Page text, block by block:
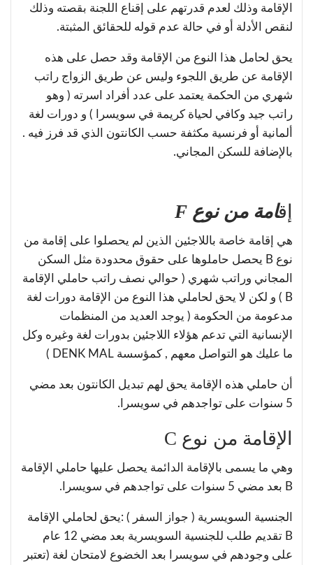
الإقامة وذلك لعدم قدرتهم على إقناع اللجنة بقصته وذلك
لنقص الأدلة أو في حالة عدم قوله للحقائق المثبتة.
يحق لحامل هذا النوع من الإقامة وقد حصل على هذه
الإقامة عن طريق اللجوء وليس عن طريق الزواج راتب
شهري من الحكمة يعتمد على عدد أفراد اسرته ( وهو
راتب جيد وكافي لحياة كريمة في سويسرا ) و دورات لغة
ألمانية أو فرنسية مكثفة حسب الكانتون الذي قد فرز فيه .
بالإضافة للسكن المجاني.
إقامة من نوع F
هي إقامة خاصة باللاجئين الذين لم يحصلوا على إقامة من
نوع B يحصل حاملوها على حقوق محدودة مثل السكن
المجاني وراتب شهري ( حوالي نصف راتب حاملي الإقامة
B ) و لكن لا يحق لحاملي هذا النوع من الإقامة دورات لغة
مدعومة من الحكومة ( يوجد العديد من المنظمات
الإنسانية التي تدعم هؤلاء اللاجئين بدورات لغة وغيره وكل
ما عليك هو التواصل معهم , كمؤسسة DENK MAL )
أن حاملي هذه الإقامة يحق لهم تبديل الكانتون بعد مضي
5 سنوات على تواجدهم في سويسرا.
الإقامة من نوع C
وهي ما يسمى بالإقامة الدائمة يحصل عليها حاملي الإقامة
B بعد مضي 5 سنوات على تواجدهم في سويسرا.
الجنسية السويسرية ( جواز السفر ) :يحق لحاملي الإقامة
B تقديم طلب للجنسية السويسرية بعد مضي 12 عام
على وجودهم في سويسرا بعد الخضوع لامتحان لغة (تعتبر